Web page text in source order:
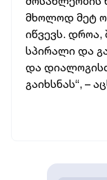
მხოლოდ მეტ
იწვევს.
სპირალი და
და
გაიხსნას“, –